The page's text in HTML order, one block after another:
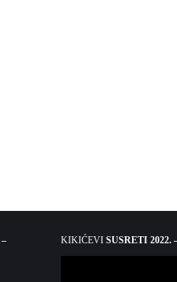
KIKIĆEVI SUSRETI 2022.